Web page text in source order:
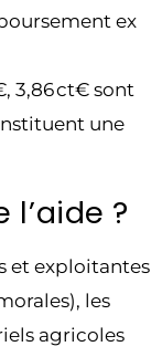
ex
3,86 ct€ sont
une
?
et exploitantes
les
agricoles